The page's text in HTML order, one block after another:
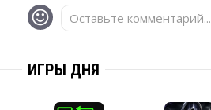
Оставьте комментарий...
ИГРЫ ДНЯ